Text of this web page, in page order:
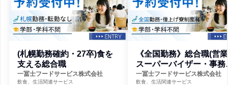
(札幌勤務確約・27卒)食を
支える総合職
一冨士フードサービス株式会社
飲食、生活関連サービス
《全国勤務》総合職(営
スーパーバイザー・事務
画)
一冨士フードサービス株式会社
飲食、生活関連サービス